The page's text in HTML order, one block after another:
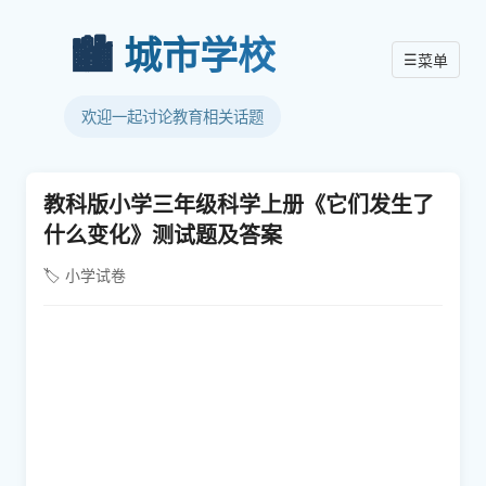
🏙️ 城市学校
欢迎一起讨论教育相关话题
☰菜单
教科版小学三年级科学上册《它们发生了
什么变化》测试题及答案
🏷️ 小学试卷